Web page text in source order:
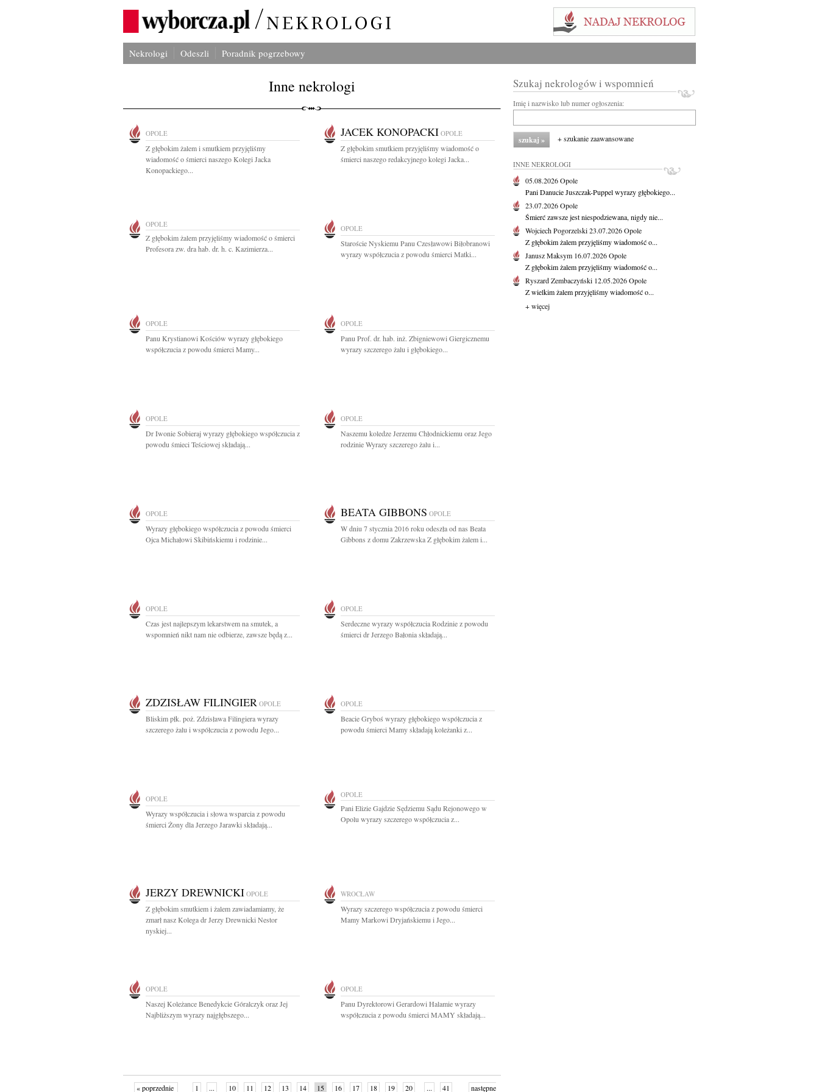
Nekrologi Odeszli Poradnik pogrzebowy
Inne nekrologi
OPOLE
Z głębokim żalem i smutkiem przyjęliśmy
wiadomość o śmierci naszego Kolegi Jacka
Konopackiego...
JACEK KONOPACKI OPOLE
Z głębokim smutkiem przyjęliśmy wiadomość o
śmierci naszego redakcyjnego kolegi Jacka...
OPOLE
Z głębokim żalem przyjęliśmy wiadomość o śmierci
Profesora zw. dra hab. dr. h. c. Kazimierza...
OPOLE
Staroście Nyskiemu Panu Czesławowi Biłobranowi
wyrazy współczucia z powodu śmierci Matki...
OPOLE
Panu Krystianowi Kościów wyrazy głębokiego
współczucia z powodu śmierci Mamy...
OPOLE
Panu Prof. dr. hab. inż. Zbigniewowi Giergicznemu
wyrazy szczerego żalu i głębokiego...
OPOLE
Dr Iwonie Sobieraj wyrazy głębokiego współczucia z
powodu śmieci Teściowej składają...
OPOLE
Naszemu koledze Jerzemu Chłodnickiemu oraz Jego
rodzinie Wyrazy szczerego żalu i...
OPOLE
Wyrazy głębokiego współczucia z powodu śmierci
Ojca Michałowi Skibińskiemu i rodzinie...
BEATA GIBBONS OPOLE
W dniu 7 stycznia 2016 roku odeszła od nas Beata
Gibbons z domu Zakrzewska Z głębokim żalem i...
OPOLE
Czas jest najlepszym lekarstwem na smutek, a
wspomnień nikt nam nie odbierze, zawsze będą z...
OPOLE
Serdeczne wyrazy współczucia Rodzinie z powodu
śmierci dr Jerzego Bałonia składają...
ZDZISŁAW FILINGIER OPOLE
Bliskim płk. poż. Zdzisława Filingiera wyrazy
szczerego żalu i współczucia z powodu Jego...
OPOLE
Beacie Gryboś wyrazy głębokiego współczucia z
powodu śmierci Mamy składają koleżanki z...
OPOLE
Wyrazy współczucia i słowa wsparcia z powodu
śmierci Żony dla Jerzego Jarawki składają...
OPOLE
Pani Elizie Gajdzie Sędziemu Sądu Rejonowego w
Opolu wyrazy szczerego współczucia z...
JERZY DREWNICKI OPOLE
Z głębokim smutkiem i żalem zawiadamiamy, że
zmarł nasz Kolega dr Jerzy Drewnicki Nestor
nyskiej...
WROCŁAW
Wyrazy szczerego współczucia z powodu śmierci
Mamy Markowi Dryjańskiemu i Jego...
OPOLE
Naszej Koleżance Benedykcie Góralczyk oraz Jej
Najbliższym wyrazy najgłębszego...
OPOLE
Panu Dyrektorowi Gerardowi Halamie wyrazy
współczucia z powodu śmierci MAMY składają...
« poprzednie 1 ... 10 11 12 13 14 15 16 17 18 19 20 ... 41 następne
Szukaj nekrologów i wspomnień
Imię i nazwisko lub numer ogłoszenia:
+ szukanie zaawansowane
INNE NEKROLOGI
05.08.2026Opole
Pani Danucie Juszczak-Puppel wyrazy głębokiego...
23.07.2026Opole
Śmierć zawsze jest niespodziewana, nigdy nie...
Wojciech Pogorzelski23.07.2026Opole
Z głębokim żalem przyjęliśmy wiadomość o...
Janusz Maksym 16.07.2026Opole
Z głębokim żalem przyjęliśmy wiadomość o...
Ryszard Zembaczyński 12.05.2026Opole
Z wielkim żalem przyjęliśmy wiadomość o...
+ więcej